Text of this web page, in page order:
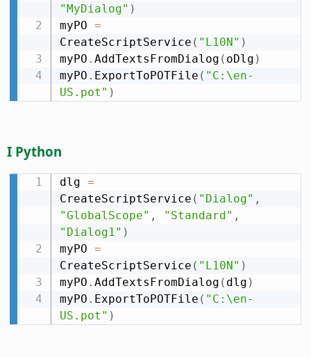
"MyDialog" )
myPO =
CreateScriptService ( "L10N" )
myPO . AddTextsFromDialog ( oDlg )
myPO . ExportToPOTFile ( "C:\en-
US.pot" )
I Python
dlg =
CreateScriptService ( "Dialog" ,
"GlobalScope" , "Standard" ,
"Dialog1" )
myPO =
CreateScriptService ( "L10N" )
myPO . AddTextsFromDialog ( dlg )
myPO . ExportToPOTFile ( "C:\en-
US.pot" )